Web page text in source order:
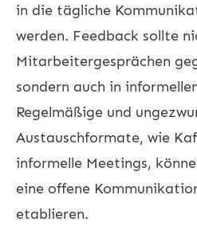
in die tägliche
werden. Feedback sollte
Mitarbeitergesprächen
sondern auch in
Regelmäßige und
Austauschformate, wie
informelle Meetings,
eine offene
etablieren.